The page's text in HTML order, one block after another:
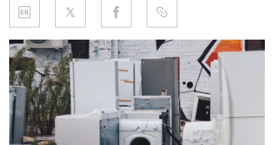
REGULACIÓN
CHINA
DATOS
EXPOSICIÓN
ENTREVISTA